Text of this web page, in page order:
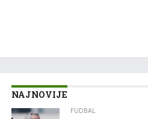
NAJNOVIJE
FUDBAL